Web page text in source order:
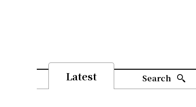
Latest Search